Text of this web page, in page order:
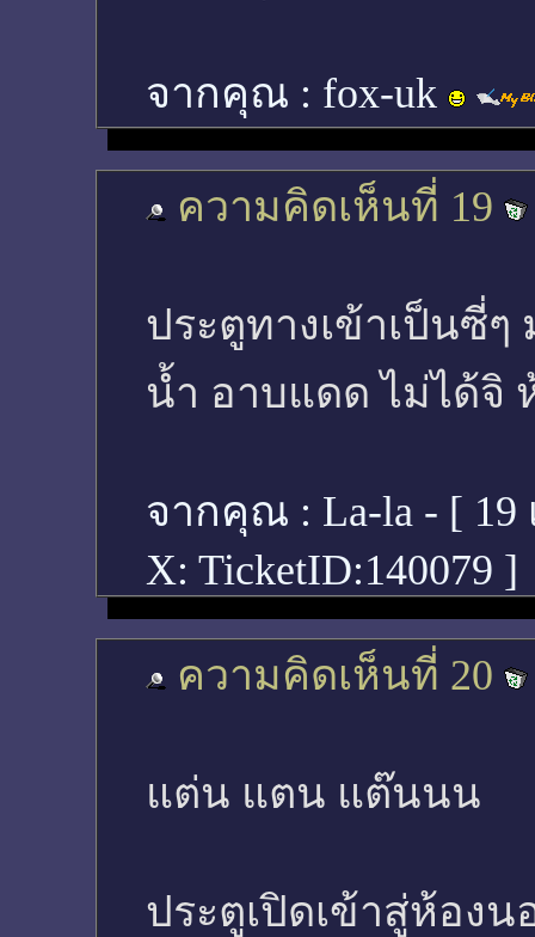
จากคุณ : fox-uk
ความคิดเห็นที่ 19
ประตูทางเข้าเป็นซี่
น้ำ อาบแดด ไม่ได้จิ
จากคุณ : La-la - [ 19
X: TicketID:140079 ]
ความคิดเห็นที่ 20
แต่น แตน แต๊นนน
ประตูเปิดเข้าสู่ห้องน